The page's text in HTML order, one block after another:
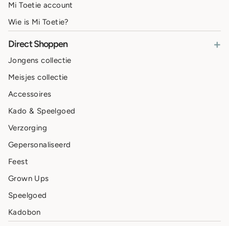
Mi Toetie account
Wie is Mi Toetie?
Direct Shoppen +
Jongens collectie
Meisjes collectie
Accessoires
Kado & Speelgoed
Verzorging
Gepersonaliseerd
Feest
Grown Ups
Speelgoed
Kadobon